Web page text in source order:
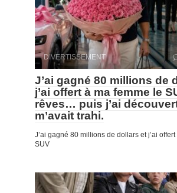
DIVERTISSEMENT
J’ai gagné 80 millions de
j’ai offert à ma femme le
rêves… puis j’ai
m’avait trahi.
J’ai gagné 80 millions de dollars et j’ai
SUV